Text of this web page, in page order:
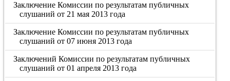
Заключение Комиссии по результатам публичных
слушаний от 21 мая 2013 года
Заключение Комиссии по результатам публичных
слушаний от 07 июня 2013 года
Заключений Комиссии по результатам публичных
слушаний от 01 апреля 2013 года